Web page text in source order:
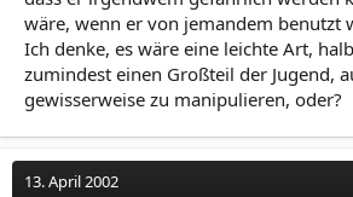
wäre, wenn er von jemandem benutzt
Ich denke, es wäre eine leichte Art,
zumindest einen Großteil der Jugend,
gewisserweise zu manipulieren, oder?
13. April 2002